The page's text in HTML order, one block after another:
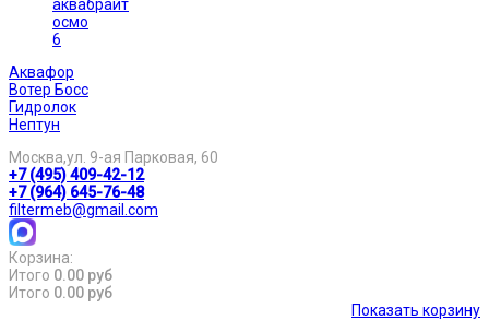
аквабрайт
осмо
6
Аквафор
Вотер Босс
Гидролок
Нептун
Москва,ул. 9-ая Парковая, 60
+7 (495) 409-42-12
+7 (964) 645-76-48
filtermeb@gmail.com
Корзина:
Итого 0.00 руб
Итого 0.00 руб
Показать корзину